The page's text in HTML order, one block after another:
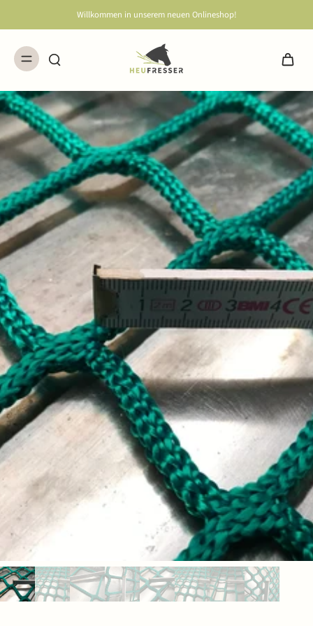
Willkommen in unserem neuen Onlineshop!